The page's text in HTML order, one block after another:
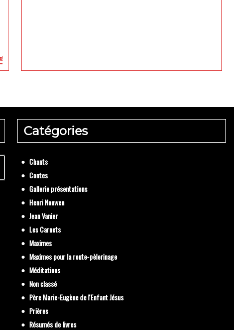
Prière Esprit
Catégories
Chants
Contes
Gallerie présentations
Henri Nouwen
Jean Vanier
Les Carnets
Maximes
Maximes pour la route-pèlerinage
Méditations
Non classé
Père Marie-Eugène de l'Enfant Jésus
Prières
Résumés de livres